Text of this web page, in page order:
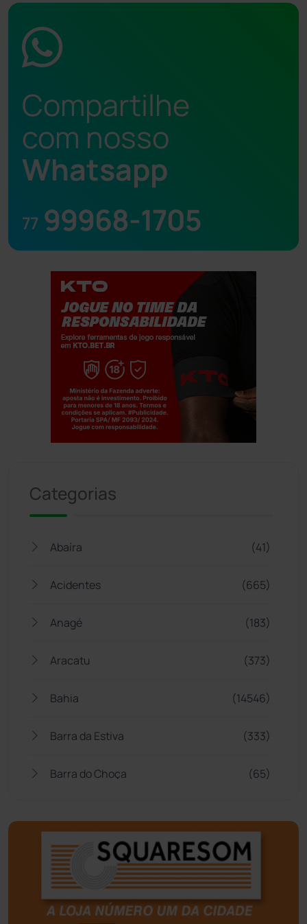
Compartilhe
com nosso
Whatsapp
77 99968-1705
Categorias
Abaíra (41)
Acidentes (665)
Anagé (183)
Aracatu (373)
Bahia (14546)
Barra da Estiva (333)
Barra do Choça (65)
Bom Jesus da Lapa (509)
Boquira (152)